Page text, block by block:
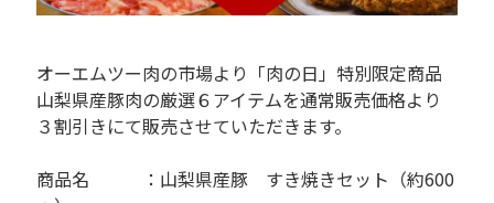
オーエムツー肉の市場より「肉の日」特別限定商品
山梨県産豚肉の厳選６アイテムを通常販売価格より
３割引きにて販売させていただきます。
商品名 ：山梨県産豚 すき焼きセット（約600